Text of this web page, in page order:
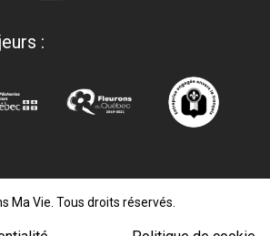
:
Ma Vie. Tous droits réservés.